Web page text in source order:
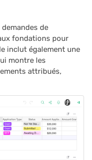
demandes de
fondations pour
inclut également une
montre les
attribués,